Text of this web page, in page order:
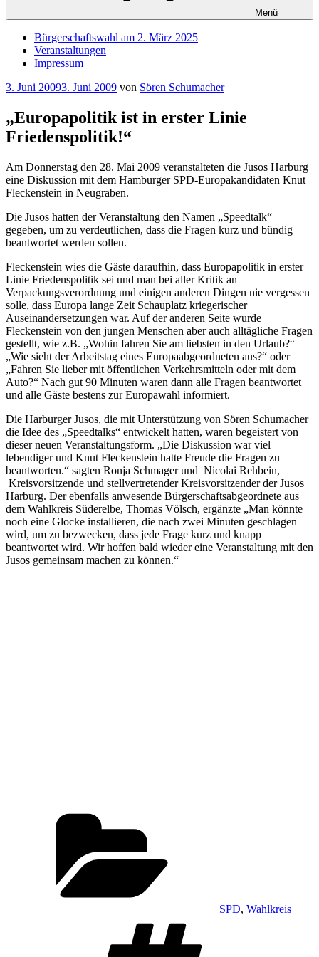
Menü
Bürgerschaftswahl am 2. März 2025
Veranstaltungen
Impressum
Veröffentlicht
3. Juni 20093. Juni 2009 von Sören Schumacher
„Europapolitik ist in erster Linie
Friedenspolitik!“
Am Donnerstag den 28. Mai 2009 veranstalteten die Jusos Harburg
eine Diskussion mit dem Hamburger SPD-Europakandidaten Knut
Fleckenstein in Neugraben.
Die Jusos hatten der Veranstaltung den Namen „Speedtalk“
gegeben, um zu verdeutlichen, dass die Fragen kurz und bündig
beantwortet werden sollen.
Fleckenstein wies die Gäste daraufhin, dass Europapolitik in erster
Linie Friedenspolitik sei und man bei aller Kritik an
Verpackungsverordnung und einigen anderen Dingen nie vergessen
solle, dass Europa lange Zeit Schauplatz kriegerischer
Auseinandersetzungen war. Auf der anderen Seite wurde
Fleckenstein von den jungen Menschen aber auch alltägliche Fragen
gestellt, wie z.B. „Wohin fahren Sie am liebsten in den Urlaub?“
„Wie sieht der Arbeitstag eines Europaabgeordneten aus?“ oder
„Fahren Sie lieber mit öffentlichen Verkehrsmitteln oder mit dem
Auto?“ Nach gut 90 Minuten waren dann alle Fragen beantwortet
und alle Gäste bestens zur Europawahl informiert.
Die Harburger Jusos, die mit Unterstützung von Sören Schumacher
die Idee des „Speedtalks“ entwickelt hatten, waren begeistert von
dieser neuen Veranstaltungsform. „Die Diskussion war viel
lebendiger und Knut Fleckenstein hatte Freude die Fragen zu
beantworten.“ sagten Ronja Schmager und Nicolai Rehbein,
Kreisvorsitzende und stellvertretender Kreisvorsitzender der Jusos
Harburg. Der ebenfalls anwesende Bürgerschaftsabgeordnete aus
dem Wahlkreis Süderelbe, Thomas Völsch, ergänzte „Man könnte
noch eine Glocke installieren, die nach zwei Minuten geschlagen
wird, um zu bezwecken, dass jede Frage kurz und knapp
beantwortet wird. Wir hoffen bald wieder eine Veranstaltung mit den
Jusos gemeinsam machen zu können.“
SPD, Wahlkreis